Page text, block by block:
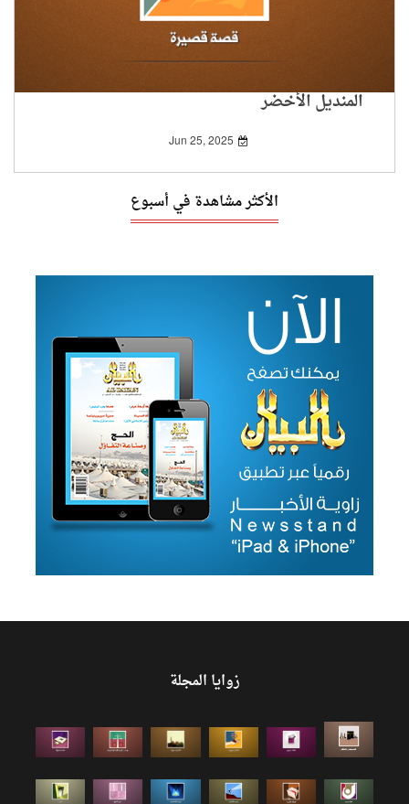
المنديل الأخضر
Jun 25, 2025
الأكثر مشاهدة في أسبوع
زوايا المجلة